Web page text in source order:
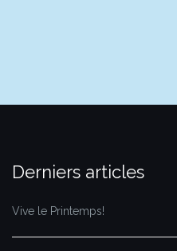
Derniers articles
Vive le Printemps!